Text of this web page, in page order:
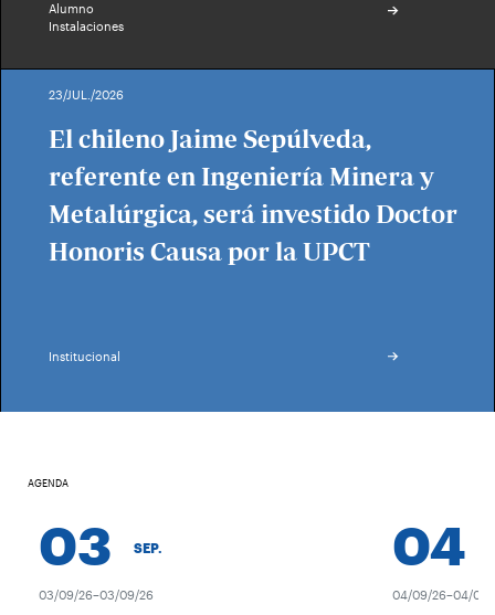
Alumno
Instalaciones
23/JUL./2026
El chileno Jaime Sepúlveda,
referente en Ingeniería Minera y
Metalúrgica, será investido Doctor
Honoris Causa por la UPCT
Institucional
AGENDA
03 SEP.
03/09/26–03/09/26
04
04/09/26–04/09/